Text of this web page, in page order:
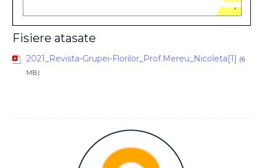
Fisiere atasate
2021_Revista-Grupei-Florilor_Prof.Mereu_Nicoleta[1] (6
MB)